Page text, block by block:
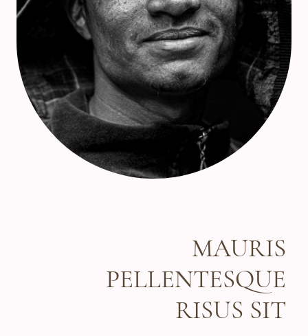
MAURIS
PELLENTESQUE
RISUS SIT